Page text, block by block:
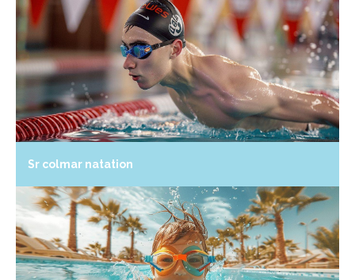
Sr colmar natation